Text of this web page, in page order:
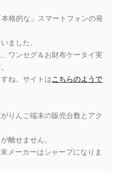
格的な」スマートフォンの発
ました。
ワンセグ＆お財布ケータイ実
ね。サイトはこちらのようで
りんご端末の販売台数とアク
離せません。
メーカーはシャープになりま